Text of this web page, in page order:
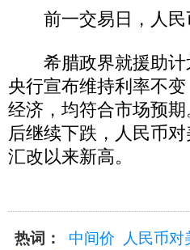
前一交易日，人民
希腊政界就援助计
央行宣布维持利率不
经济，均符合市场预
后继续下跌，人民币
汇改以来新高。
热词： 中间价 人民币